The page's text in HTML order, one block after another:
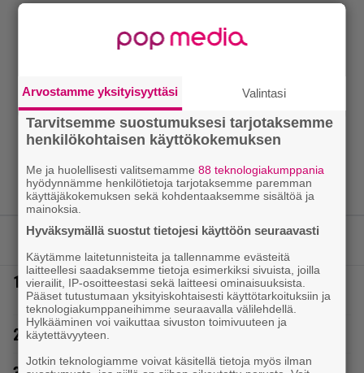
LUETUIMMAT JUTUT
1.
Tältä näyttää Vappu Pimiän perhelomalla
Portugalissa – ”Kaunis mekko”
2. Poliisilla surullinen ilta Kuopiossa eilen
Arvostamme yksityisyyttäsi Valintasi
Tarvitsemme suostumuksesi tarjotaksemme
henkilökohtaisen käyttökokemuksen
Me ja huolellisesti valitsemamme88 teknologiakumppania
hyödynnämme henkilötietoja tarjotaksemme paremman
käyttäjäkokemuksen sekä kohdentaaksemme sisältöä ja
mainoksia.
Hyväksymällä suostut tietojesi käyttöön seuraavasti
Käytämme laitetunnisteita ja tallennamme evästeitä
laitteellesi saadaksemme tietoja esimerkiksi sivuista, joilla
vierailit, IP-osoitteestasi sekä laitteesi ominaisuuksista.
Pääset tutustumaan yksityiskohtaisesti käyttötarkoituksiin ja
teknologiakumppaneihimme seuraavalla välilehdellä.
Hylkääminen voi vaikuttaa sivuston toimivuuteen ja
käytettävyyteen.
Jotkin teknologiamme voivat käsitellä tietoja myös ilman